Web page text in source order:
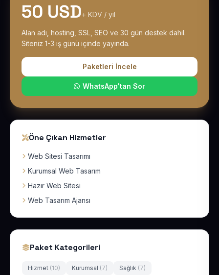
50 USD+ KDV / yıl
Alan adı, hosting, SSL, SEO ve 30 gün destek dahil.
Siteniz 1-3 iş günü içinde yayında.
Paketleri İncele
WhatsApp'tan Sor
Öne Çıkan Hizmetler
Web Sitesi Tasarımı
Kurumsal Web Tasarım
Hazır Web Sitesi
Web Tasarım Ajansı
Paket Kategorileri
Hizmet (10) Kurumsal (7) Sağlık (7)